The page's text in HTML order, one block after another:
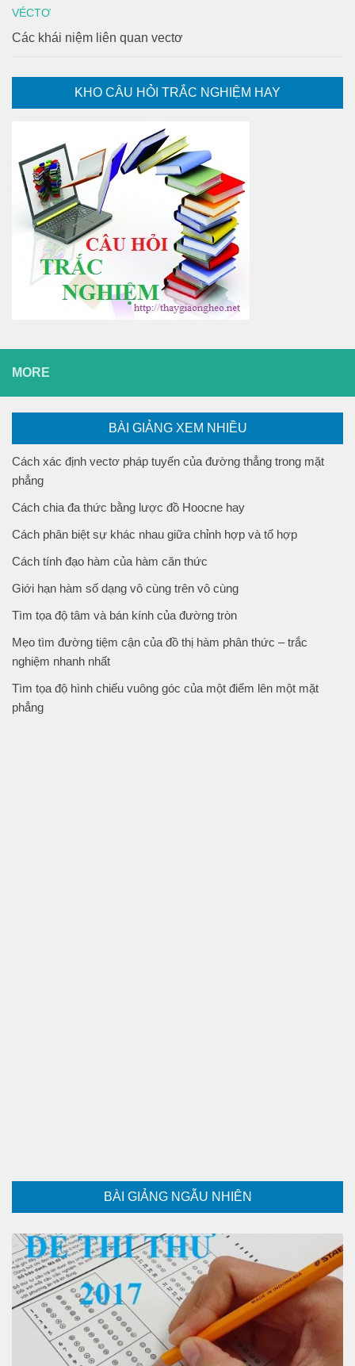
VÉCTƠ
Các khái niệm liên quan vectơ
KHO CÂU HỎI TRẮC NGHIỆM HAY
MORE
BÀI GIẢNG XEM NHIỀU
Cách xác định vectơ pháp tuyến của đường thẳng trong mặt
phẳng
Cách chia đa thức bằng lược đồ Hoocne hay
Cách phân biệt sự khác nhau giữa chỉnh hợp và tổ hợp
Cách tính đạo hàm của hàm căn thức
Giới hạn hàm số dạng vô cùng trên vô cùng
Tìm tọa độ tâm và bán kính của đường tròn
Mẹo tìm đường tiệm cận của đồ thị hàm phân thức – trắc
nghiệm nhanh nhất
Tìm tọa độ hình chiếu vuông góc của một điểm lên một mặt
phẳng
BÀI GIẢNG NGẪU NHIÊN